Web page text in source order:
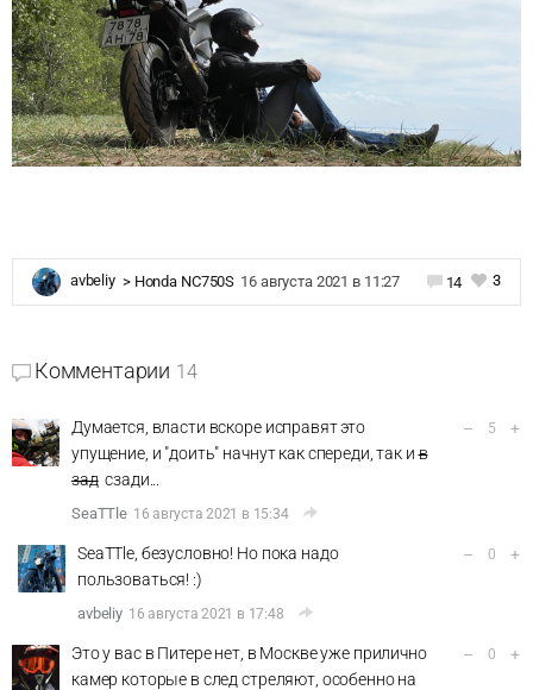
avbeliy > Honda NC750S 16 августа 2021 в 11:27 14 3
Комментарии 14
Думается, власти вскоре исправят это
упущение, и "доить" начнут как спереди, так ив
задсзади...
SeaTTle 16 августа 2021 в 15:34
– 5 +
SeaTTle, безусловно! Но пока надо
пользоваться! :)
avbeliy 16 августа 2021 в 17:48
– 0 +
Это у вас в Питере нет, в Москве уже прилично
камер которые в след стреляют, особенно на
– 0 +